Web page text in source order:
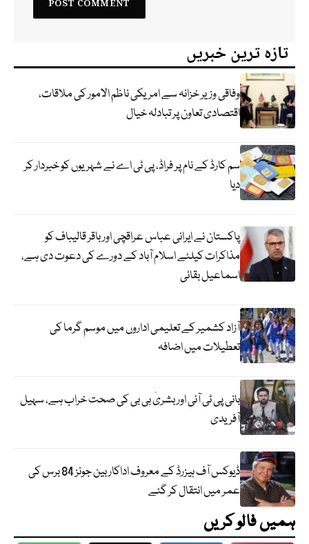
تازہ ترین خبریں
وفاقی وزیر خزانہ سے امریکی ناظم الامور کی ملاقات،
اقتصادی تعاون پر تبادلہ خیال
سم کارڈ کے نام پر فراڈ، پی ٹی اے نے شہریوں کو خبردار کر
دیا
پاکستان نے ایرانی عباس عراقچی اورباقر قالیباف کو
مذاکرات کیلئے اسلام آباد کے دورے کی دعوت دی ہے،
اسماعیل بقائی
آزاد کشمیر کے تعلیمی اداروں میں موسم گرما کی
تعطیلات میں اضافہ
بانی پی ٹی آئی اور بشریٰ بی بی کی صحت خراب ہے، سہیل
آفریدی
ڈیوکس آف ہیزرڈ کے معروف اداکار بین جونز 84 برس کی
عمر میں انتقال کر گئے
ہمیں فالو کریں